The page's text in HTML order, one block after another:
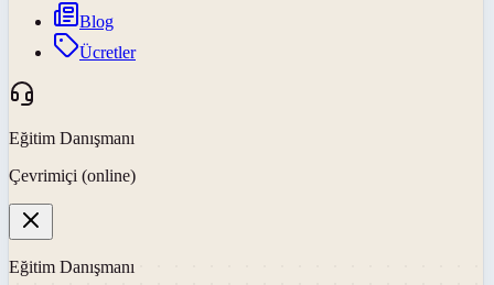
Blog
Ücretler
Eğitim Danışmanı
Çevrimiçi (online)
Eğitim Danışmanı